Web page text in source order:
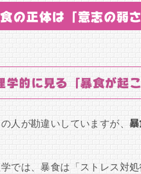
の正体は「意志の弱
学的に見る「暴食が起
人が勘違いしていますが、 暴
では、暴食は「ストレス対